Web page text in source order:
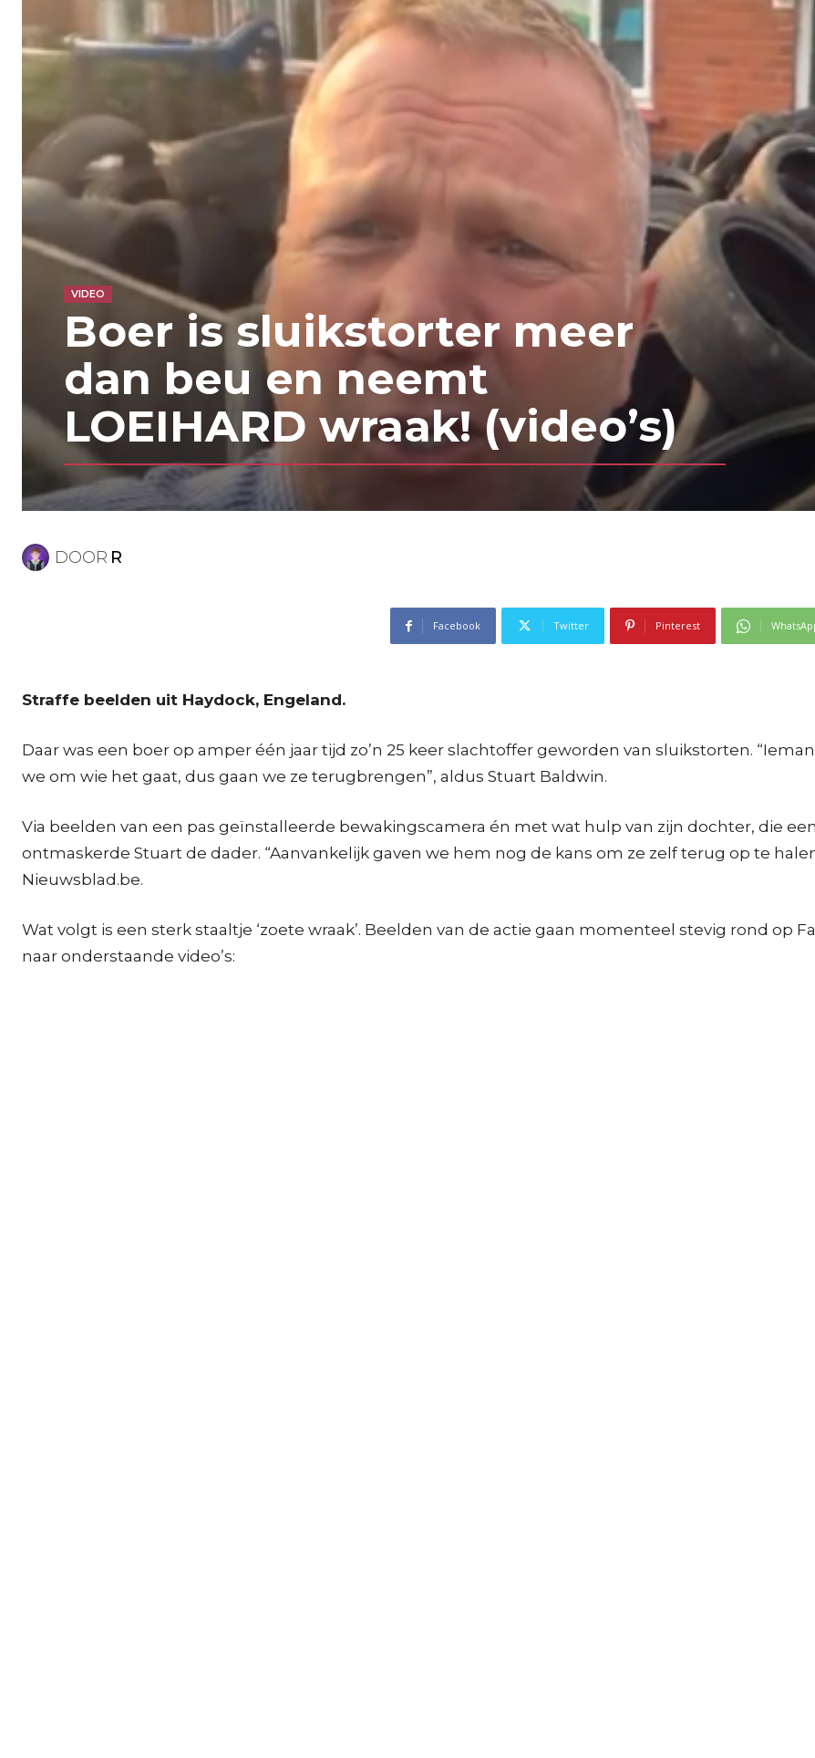
VIDEO
Boer is sluikstorter meer
dan beu en neemt
LOEIHARD wraak! (video’s)
DOOR R
Facebook Twitter Pinterest
Straffe beelden uit Haydock, Engeland.
Daar was een boer op amper één jaar tijd zo’n 25 keer slachtoffer geworden van sluikstorten.
we om wie het gaat, dus gaan we ze terugbrengen”, aldus Stuart Baldwin.
Via beelden van een pas geïnstalleerde bewakingscamera én met wat hulp van zijn dochter, die
ontmaskerde Stuart de dader. “Aanvankelijk gaven we hem nog de kans om ze zelf terug op te
Nieuwsblad.be.
Wat volgt is een sterk staaltje ‘zoete wraak’. Beelden van de actie gaan momenteel stevig rond op
naar onderstaande video’s: